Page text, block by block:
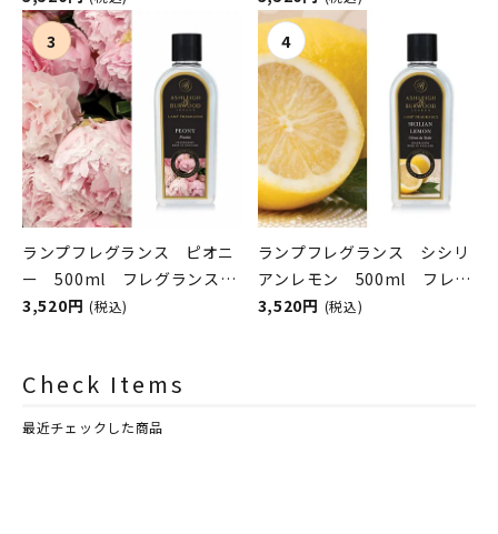
ASHLEIGH&BURWOOD（ア
シュレイアンドバーウッド）
ASHLEIGH&BURWOOD（ア
シュレイアンドバーウッド）
ランプフレグランス ピオニ
ー 500ml フレグランスラ
ンプ用オイル
3,520円 (税込)
ランプフレグランス シシリ
アンレモン 500ml フレグ
ランスランプ用オイル
3,520円 (税込)
Check Items
最近チェックした商品